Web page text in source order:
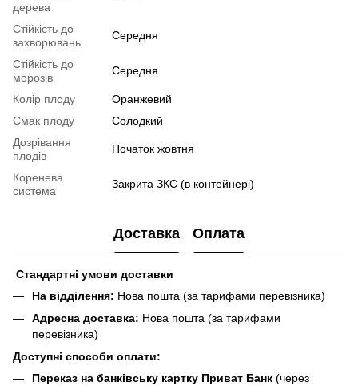
дерева
Стійкість до
захворювань
Середня
Стійкість до
морозів
Середня
Колір плоду
Оранжевий
Смак плоду
Солодкий
Дозрівання
плодів
Початок жовтня
Коренева
система
Закрита ЗКС (в контейнері)
Доставка Оплата
Стандартні умови доставки
На відділення: Нова пошта (за тарифами перевізника)
Адресна доставка: Нова пошта (за тарифами
перевізника)
Доступні способи оплати:
Переказ на банківську картку Приват Банк (через